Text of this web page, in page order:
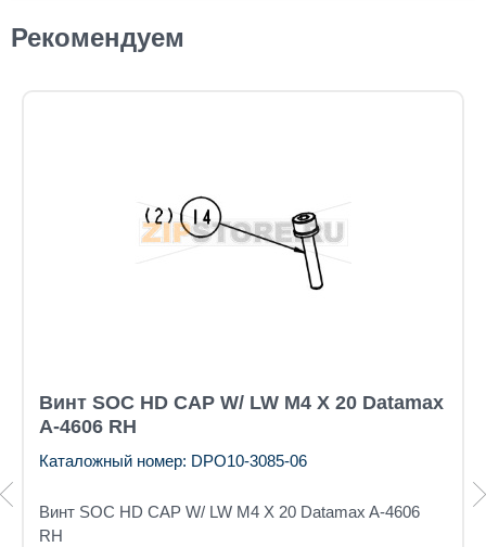
Рекомендуем
Винт SOC HD CAP W/ LW M4 X 20 Datamax
A-4606 RH
Каталожный номер: DPO10-3085-06
Винт SOC HD CAP W/ LW M4 X 20 Datamax A-4606
RH